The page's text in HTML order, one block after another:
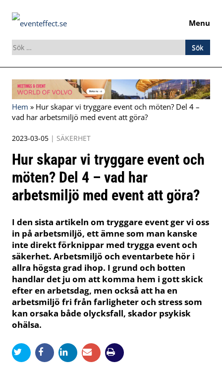
Menu
Sök
efter:
Skip
to
content
Hem » Hur skapar vi tryggare event och möten? Del 4 –
vad har arbetsmiljö med event att göra?
2023-03-05 | SÄKERHET
Hur skapar vi tryggare event och
möten? Del 4 – vad har
arbetsmiljö med event att göra?
I den sista artikeln om tryggare event ger vi oss
in på arbetsmiljö, ett ämne som man kanske
inte direkt förknippar med trygga event och
säkerhet. Arbetsmiljö och eventarbete hör i
allra högsta grad ihop. I grund och botten
handlar det ju om att komma hem i gott skick
efter en arbetsdag, men också att ha en
arbetsmiljö fri från farligheter och stress som
kan orsaka både olycksfall, skador psykisk
ohälsa.